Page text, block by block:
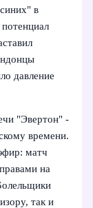
в
давление
"Эвертон" -
времени.
матч
на
так и